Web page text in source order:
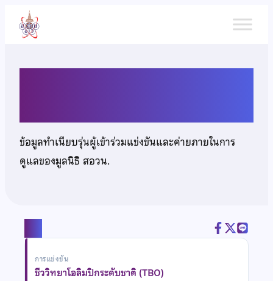
เนื้อหา
ข้อมูลทำเนียบรุ่นผู้เข้าร่วมแข่งขันและค่ายภายในการ
ดูแลของมูลนิธิ สอวน.
การแข่งขัน
ชีววิทยาโอลิมปิกระดับชาติ (TBO)